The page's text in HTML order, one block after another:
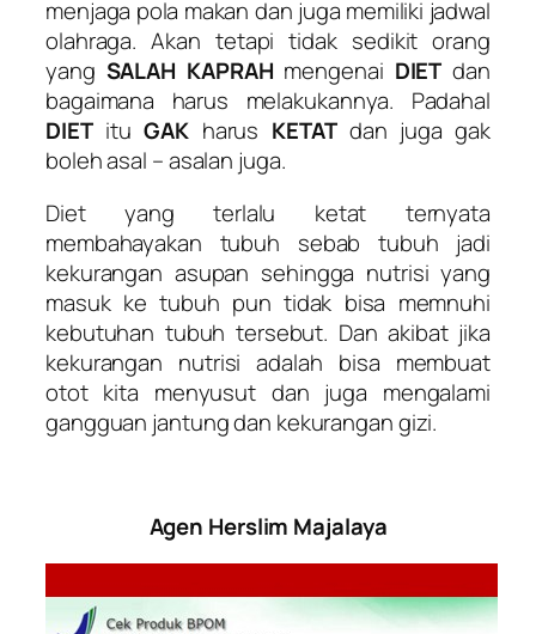
menjaga pola makan dan juga memiliki jadwal
olahraga. Akan tetapi tidak sedikit orang
yang SALAH KAPRAH mengenai DIET dan
bagaimana harus melakukannya. Padahal
DIETituGAK harus KETAT dan juga gak
boleh asal – asalan juga.
Diet yang terlalu ketat ternyata
membahayakan tubuh sebab tubuh jadi
kekurangan asupan sehingga nutrisi yang
masuk ke tubuh pun tidak bisa memnuhi
kebutuhan tubuh tersebut. Dan akibat jika
kekurangan nutrisi adalah bisa membuat
otot kita menyusut dan juga mengalami
gangguan jantung dan kekurangan gizi.
Agen Herslim Majalaya